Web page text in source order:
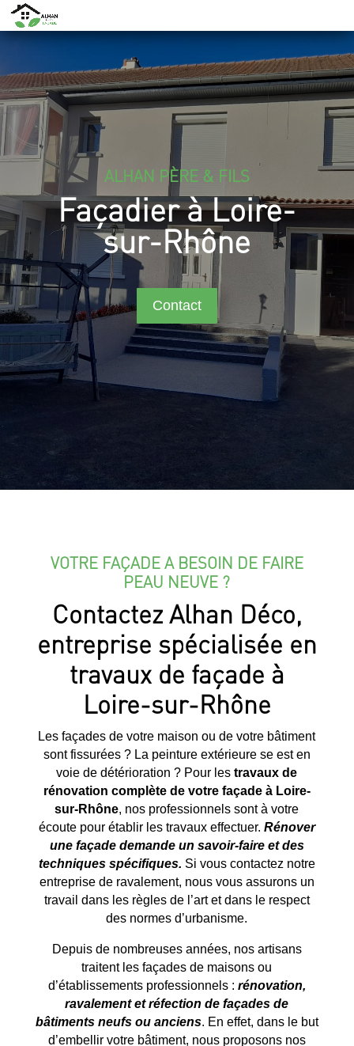
ALHAN PÈRE & FILS
Façadier à Loire-
sur-Rhône
Contact
VOTRE FAÇADE A BESOIN DE FAIRE
PEAU NEUVE ?
Contactez Alhan Déco,
entreprise spécialisée en
travaux de façade à
Loire-sur-Rhône
Les façades de votre maison ou de votre bâtiment
sont fissurées ? La peinture extérieure se est en
voie de détérioration ? Pour lestravaux de
rénovation complète de votre façade à Loire-
sur-Rhône, nos professionnels sont à votre
écoute pour établir les travaux effectuer. Rénover
une façade demande un savoir-faire et des
techniques spécifiques. Si vous contactez notre
entreprise de ravalement, nous vous assurons un
travail dans les règles de l’art et dans le respect
des normes d’urbanisme.
Depuis de nombreuses années, nos artisans
traitent les façades de maisons ou
d’établissements professionnels : rénovation,
ravalement et réfection de façades de
bâtiments neufs ou anciens. En effet, dans le but
d’embellir votre bâtiment, nous proposons nos